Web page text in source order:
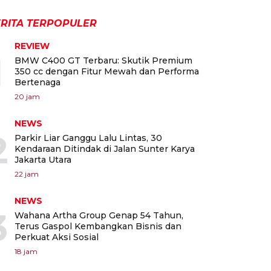
TERPOPULER
REVIEW
BMW C400 GT Terbaru: Skutik Premium
350 cc dengan Fitur Mewah dan Performa
Bertenaga
20 jam
NEWS
Parkir Liar Ganggu Lalu Lintas, 30
Kendaraan Ditindak di Jalan Sunter Karya
Jakarta Utara
22 jam
NEWS
Wahana Artha Group Genap 54 Tahun,
Terus Gaspol Kembangkan Bisnis dan
Perkuat Aksi Sosial
18 jam